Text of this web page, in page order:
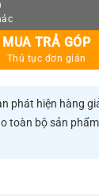
MUA TRẢ GÓP
Thủ tục đơn giản
phát hiện hàng
toàn bộ sản